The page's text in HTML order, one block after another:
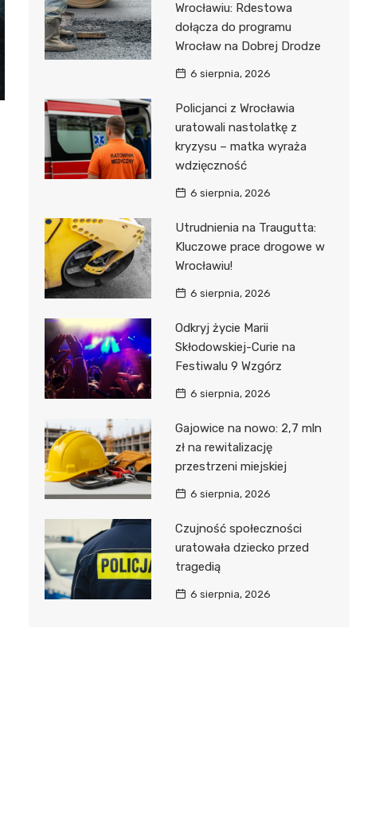
Wrocławiu: Rdestowa
dołącza do programu
Wrocław na Dobrej Drodze
6 sierpnia, 2026
Policjanci z Wrocławia
uratowali nastolatkę z
kryzysu – matka wyraża
wdzięczność
6 sierpnia, 2026
Utrudnienia na Traugutta:
Kluczowe prace drogowe w
Wrocławiu!
6 sierpnia, 2026
Odkryj życie Marii
Skłodowskiej-Curie na
Festiwalu 9 Wzgórz
6 sierpnia, 2026
Gajowice na nowo: 2,7 mln
zł na rewitalizację
przestrzeni miejskiej
6 sierpnia, 2026
Czujność społeczności
uratowała dziecko przed
tragedią
6 sierpnia, 2026